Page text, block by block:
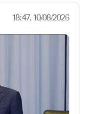
18:47, 10/08/2026